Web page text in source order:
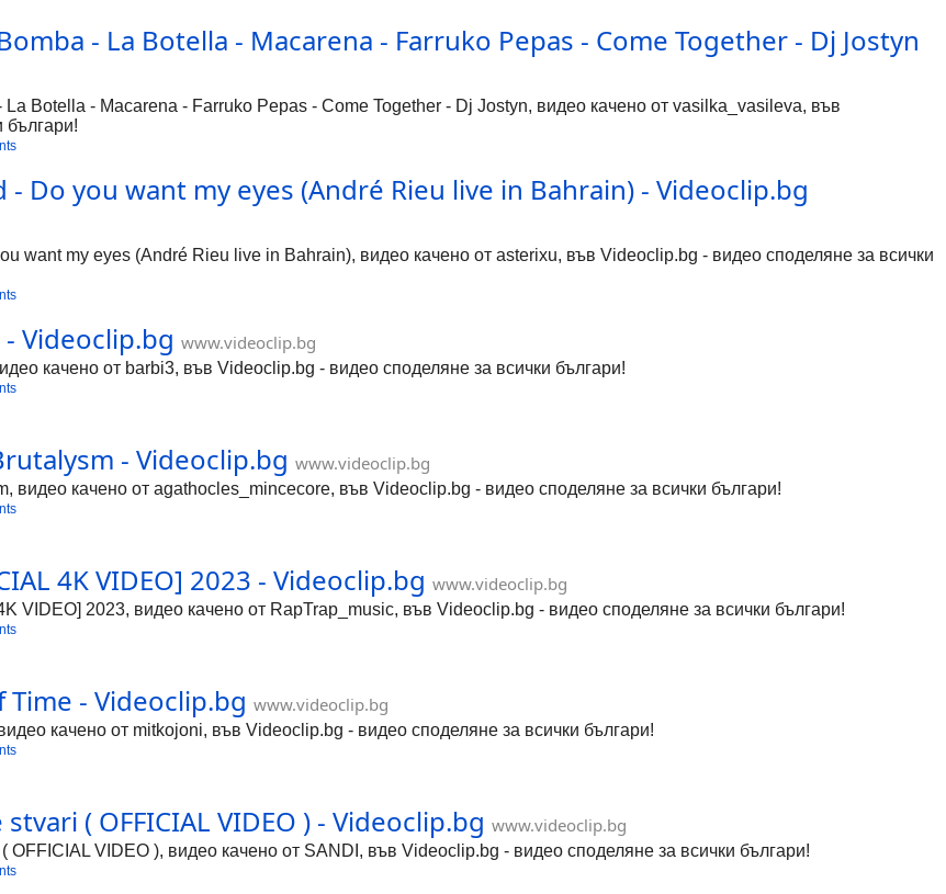
- La Botella - Macarena - Farruko Pepas - Come Together - Dj Jostyn
Botella - Macarena - Farruko Pepas - Come Together - Dj Jostyn, видео качено от vasilka_vasileva, във
българи!
Do you want my eyes (André Rieu live in Bahrain) - Videoclip.bg
want my eyes (André Rieu live in Bahrain), видео качено от asterixu, във Videoclip.bg - видео споделяне за всички
- Videoclip.bg www.videoclip.bg
качено от barbi3, във Videoclip.bg - видео споделяне за всички българи!
- Videoclip.bg www.videoclip.bg
видео качено от agathocles_mincecore, във Videoclip.bg - видео споделяне за всички българи!
4K VIDEO] 2023 - Videoclip.bg www.videoclip.bg
VIDEO] 2023, видео качено от RapTrap_music, във Videoclip.bg - видео споделяне за всички българи!
- Videoclip.bg www.videoclip.bg
качено от mitkojoni, във Videoclip.bg - видео споделяне за всички българи!
( OFFICIAL VIDEO ) - Videoclip.bg www.videoclip.bg
VIDEO ), видео качено от SANDI, във Videoclip.bg - видео споделяне за всички българи!